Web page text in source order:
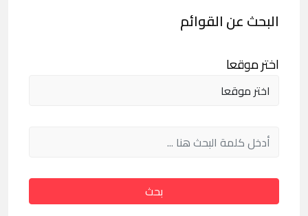
البحث عن القوائم
اختر موقعا
بحث